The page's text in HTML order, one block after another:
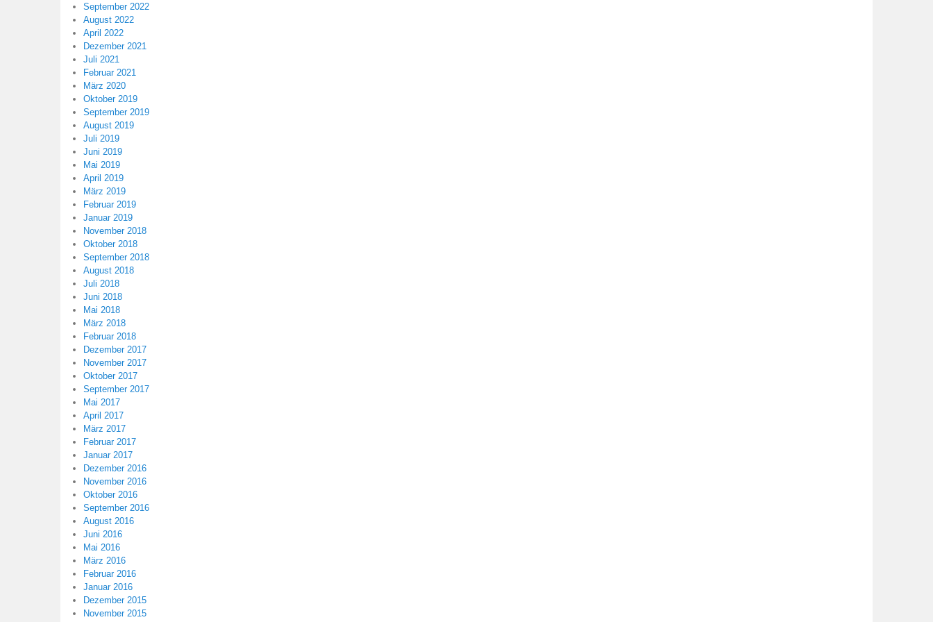
September 2022
August 2022
April 2022
Dezember 2021
Juli 2021
Februar 2021
März 2020
Oktober 2019
September 2019
August 2019
Juli 2019
Juni 2019
Mai 2019
April 2019
März 2019
Februar 2019
Januar 2019
November 2018
Oktober 2018
September 2018
August 2018
Juli 2018
Juni 2018
Mai 2018
März 2018
Februar 2018
Dezember 2017
November 2017
Oktober 2017
September 2017
Mai 2017
April 2017
März 2017
Februar 2017
Januar 2017
Dezember 2016
November 2016
Oktober 2016
September 2016
August 2016
Juni 2016
Mai 2016
März 2016
Februar 2016
Januar 2016
Dezember 2015
November 2015